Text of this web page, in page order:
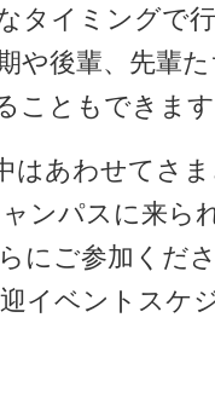
タイミングで
や後輩、先輩
こともできま
はあわせてさ
ンパスに来ら
にご参加くだ
イベントスケ